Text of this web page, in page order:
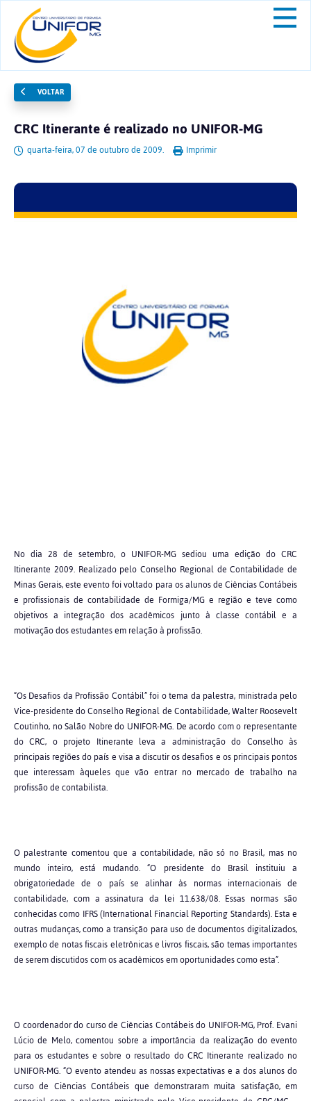
VOLTAR
CRC Itinerante é realizado no UNIFOR-MG
quarta-feira, 07 de outubro de 2009. Imprimir
No dia 28 de setembro, o UNIFOR-MG sediou uma edição do CRC
Itinerante 2009. Realizado pelo Conselho Regional de Contabilidade de
Minas Gerais, este evento foi voltado para os alunos de Ciências Contábeis
e profissionais de contabilidade de Formiga/MG e região e teve como
objetivos a integração dos acadêmicos junto à classe contábil e a
motivação dos estudantes em relação à profissão.
“Os Desafios da Profissão Contábil” foi o tema da palestra, ministrada pelo
Vice-presidente do Conselho Regional de Contabilidade, Walter Roosevelt
Coutinho, no Salão Nobre do UNIFOR-MG. De acordo com o representante
do CRC, o projeto Itinerante leva a administração do Conselho às
principais regiões do país e visa a discutir os desafios e os principais pontos
que interessam àqueles que vão entrar no mercado de trabalho na
profissão de contabilista.
O palestrante comentou que a contabilidade, não só no Brasil, mas no
mundo inteiro, está mudando. “O presidente do Brasil instituiu a
obrigatoriedade de o país se alinhar às normas internacionais de
contabilidade, com a assinatura da lei 11.638/08. Essas normas são
conhecidas como IFRS (International Financial Reporting Standards). Esta e
outras mudanças, como a transição para uso de documentos digitalizados,
exemplo de notas fiscais eletrônicas e livros fiscais, são temas importantes
de serem discutidos com os acadêmicos em oportunidades como esta”.
O coordenador do curso de Ciências Contábeis do UNIFOR-MG, Prof. Evani
Lúcio de Melo, comentou sobre a importância da realização do evento
para os estudantes e sobre o resultado do CRC Itinerante realizado no
UNIFOR-MG. “O evento atendeu as nossas expectativas e a dos alunos do
curso de Ciências Contábeis que demonstraram muita satisfação, em